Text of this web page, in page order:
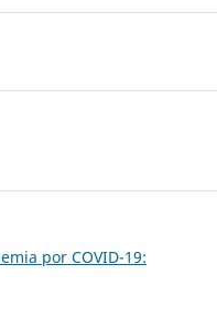
por COVID-19: